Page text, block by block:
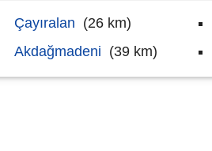
Çayıralan (26 km)
Akdağmadeni (39 km)